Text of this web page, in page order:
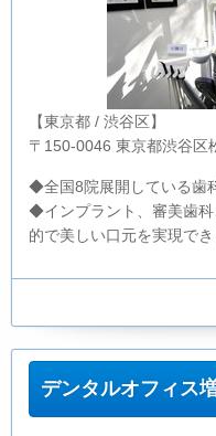
【東京都 / 渋谷区】
〒150-0046 東京都渋谷区
◆全国8院展開している歯
◆インプラント、審美歯
的で美しい口元を実現で
デンタルオフィス